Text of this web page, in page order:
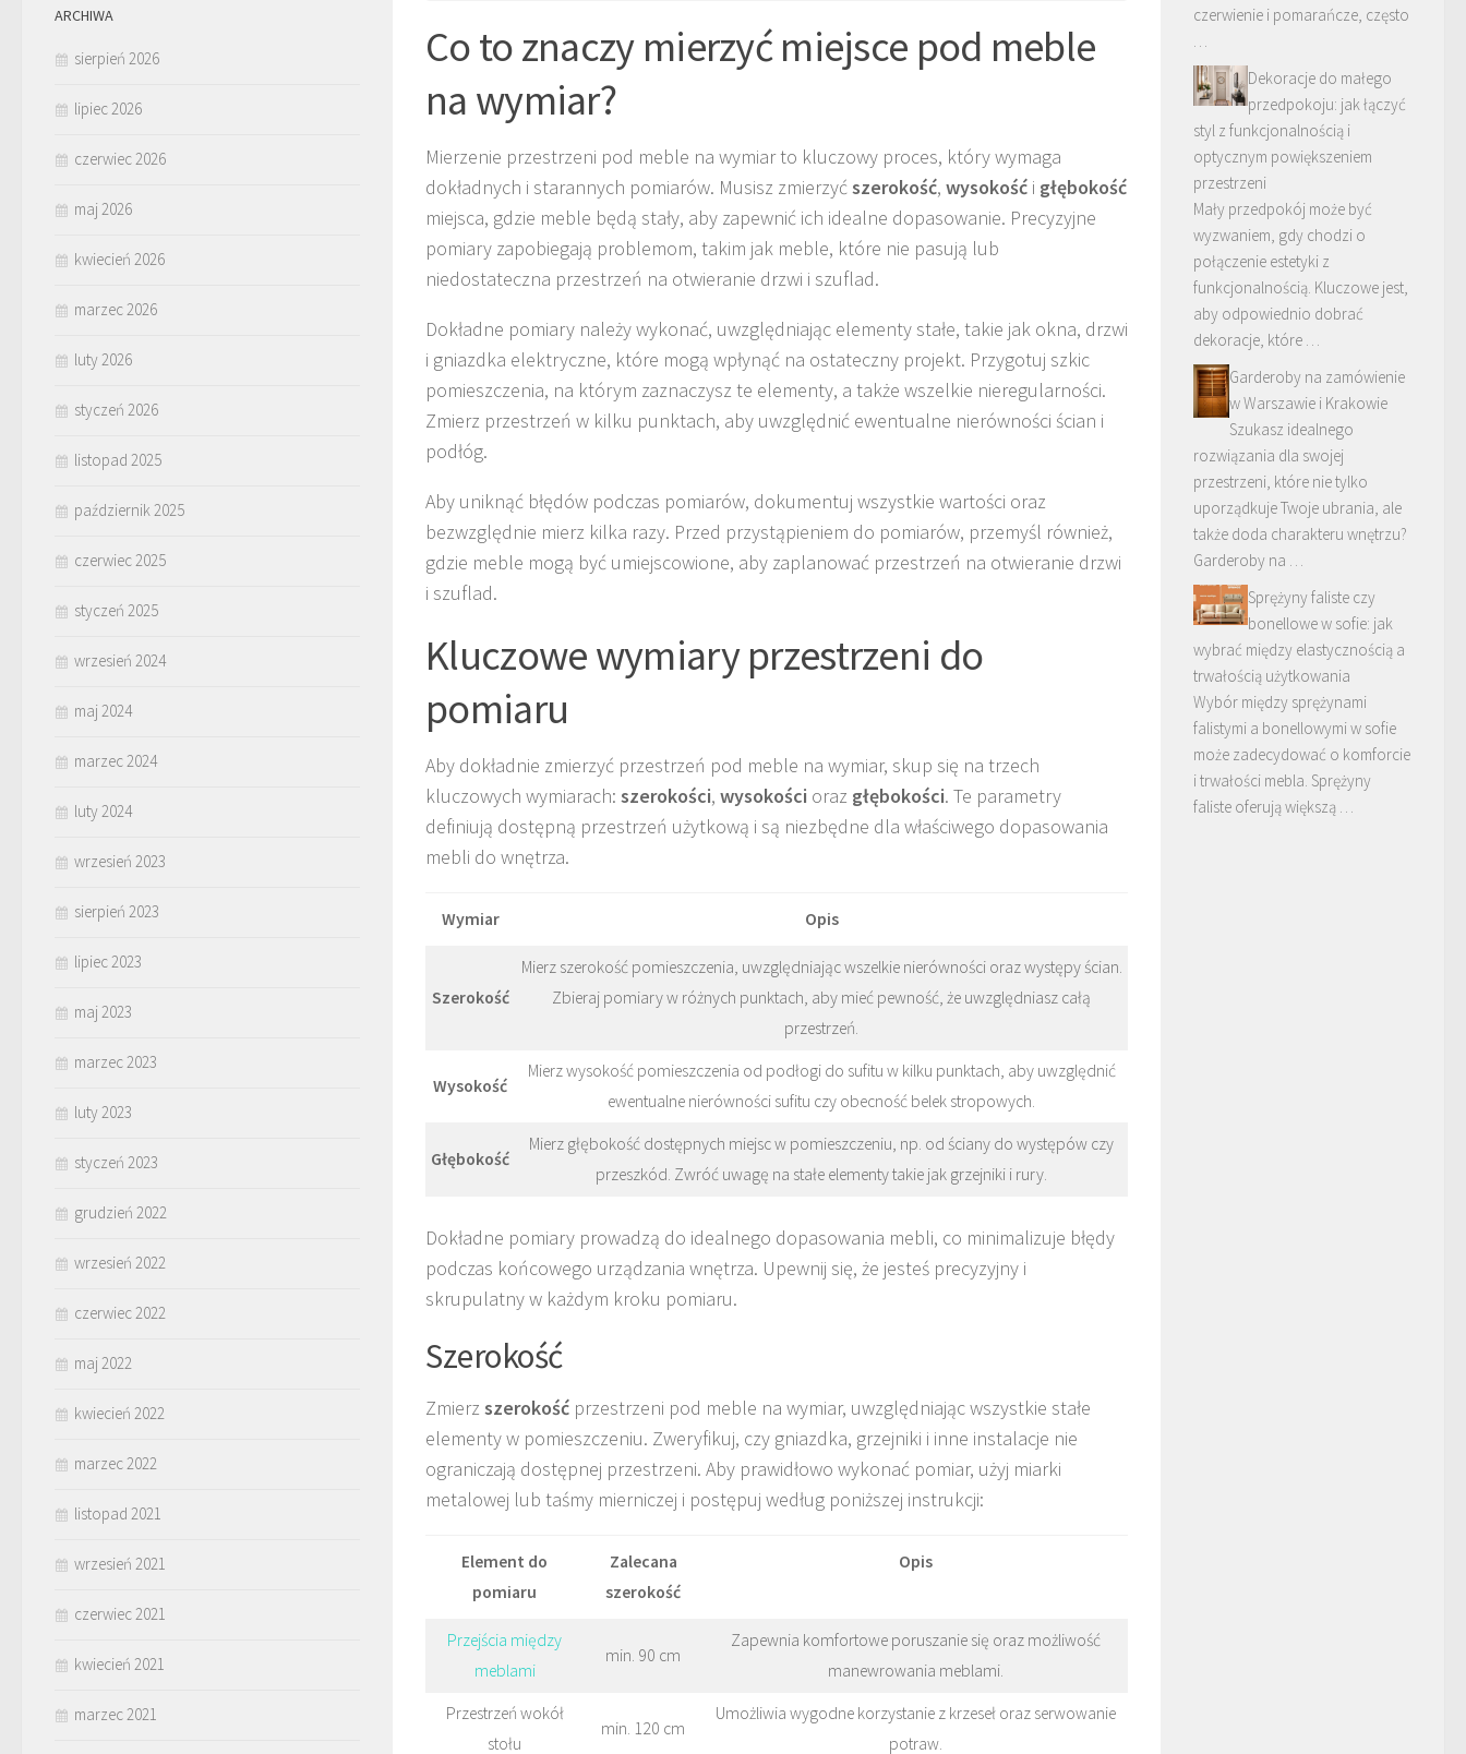
Co to znaczy mierzyć miejsce pod meble
na wymiar?
Mierzenie przestrzeni pod meble na wymiar to kluczowy proces, który wymaga
dokładnych i starannych pomiarów. Musisz zmierzyćszerokość, wysokość i głębokość
miejsca, gdzie meble będą stały, aby zapewnić ich idealne dopasowanie. Precyzyjne
pomiary zapobiegają problemom, takim jak meble, które nie pasują lub
niedostateczna przestrzeń na otwieranie drzwi i szuflad.
Dokładne pomiary należy wykonać, uwzględniając elementy stałe, takie jak okna, drzwi
i gniazdka elektryczne, które mogą wpłynąć na ostateczny projekt. Przygotuj szkic
pomieszczenia, na którym zaznaczysz te elementy, a także wszelkie nieregularności.
Zmierz przestrzeń w kilku punktach, aby uwzględnić ewentualne nierówności ścian i
podłóg.
Aby uniknąć błędów podczas pomiarów, dokumentuj wszystkie wartości oraz
bezwzględnie mierz kilka razy. Przed przystąpieniem do pomiarów, przemyśl również,
gdzie meble mogą być umiejscowione, aby zaplanować przestrzeń na otwieranie drzwi
i szuflad.
Kluczowe wymiary przestrzeni do
pomiaru
Aby dokładnie zmierzyć przestrzeń pod meble na wymiar, skup się na trzech
kluczowych wymiarach: szerokości, wysokości oraz głębokości. Te parametry
definiują dostępną przestrzeń użytkową i są niezbędne dla właściwego dopasowania
mebli do wnętrza.
Wymiar Opis
Szerokość
Mierz szerokość pomieszczenia, uwzględniając wszelkie nierówności oraz występy ścian.
Zbieraj pomiary w różnych punktach, aby mieć pewność, że uwzględniasz całą
przestrzeń.
Wysokość
Mierz wysokość pomieszczenia od podłogi do sufitu w kilku punktach, aby uwzględnić
ewentualne nierówności sufitu czy obecność belek stropowych.
Głębokość
Mierz głębokość dostępnych miejsc w pomieszczeniu, np. od ściany do występów czy
przeszkód. Zwróć uwagę na stałe elementy takie jak grzejniki i rury.
Dokładne pomiary prowadzą do idealnego dopasowania mebli, co minimalizuje błędy
podczas końcowego urządzania wnętrza. Upewnij się, że jesteś precyzyjny i
skrupulatny w każdym kroku pomiaru.
Szerokość
Zmierz szerokość przestrzeni pod meble na wymiar, uwzględniając wszystkie stałe
elementy w pomieszczeniu. Zweryfikuj, czy gniazdka, grzejniki i inne instalacje nie
ograniczają dostępnej przestrzeni. Aby prawidłowo wykonać pomiar, użyj miarki
metalowej lub taśmy mierniczej i postępuj według poniższej instrukcji:
Element do
pomiaru
Zalecana
szerokość
Opis
Przejścia między
meblami
min. 90 cm
Zapewnia komfortowe poruszanie się oraz możliwość
manewrowania meblami.
Przestrzeń wokół
stołu
min. 120 cm
Umożliwia wygodne korzystanie z krzeseł oraz serwowanie
potraw.
ARCHIWA
sierpień 2026
lipiec 2026
czerwiec 2026
maj 2026
kwiecień 2026
marzec 2026
luty 2026
styczeń 2026
listopad 2025
październik 2025
czerwiec 2025
styczeń 2025
wrzesień 2024
maj 2024
marzec 2024
luty 2024
wrzesień 2023
sierpień 2023
lipiec 2023
maj 2023
marzec 2023
luty 2023
styczeń 2023
grudzień 2022
wrzesień 2022
czerwiec 2022
maj 2022
kwiecień 2022
marzec 2022
listopad 2021
wrzesień 2021
czerwiec 2021
kwiecień 2021
marzec 2021
czerwienie i pomarańcze, często
…
Dekoracje do małego
przedpokoju: jak łączyć
styl z funkcjonalnością i
optycznym powiększeniem
przestrzeni
Mały przedpokój może być
wyzwaniem, gdy chodzi o
połączenie estetyki z
funkcjonalnością. Kluczowe jest,
aby odpowiednio dobrać
dekoracje, które …
Garderoby na zamówienie
w Warszawie i Krakowie
Szukasz idealnego
rozwiązania dla swojej
przestrzeni, które nie tylko
uporządkuje Twoje ubrania, ale
także doda charakteru wnętrzu?
Garderoby na …
Sprężyny faliste czy
bonellowe w sofie: jak
wybrać między elastycznością a
trwałością użytkowania
Wybór między sprężynami
falistymi a bonellowymi w sofie
może zadecydować o komforcie
i trwałości mebla. Sprężyny
faliste oferują większą …